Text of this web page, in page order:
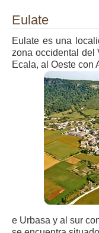
Eulate
Eulate es una
zona occidental del
Ecala, al Oeste con
e Urbasa y al sur